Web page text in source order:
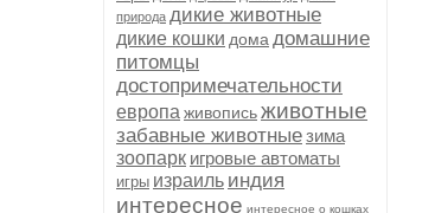
природа дикие животные
дикие кошки дома домашние
питомцы
достопримечательности
европа живописьживотные
забавные животныезима
зоопарк игровые автоматы
игры израиль индия
интересное интересное о кошках